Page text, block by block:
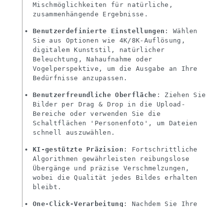
Mischmöglichkeiten für natürliche,
zusammenhängende Ergebnisse.
Benutzerdefinierte Einstellungen : Wählen
Sie aus Optionen wie 4K/8K-Auflösung,
digitalem Kunststil, natürlicher
Beleuchtung, Nahaufnahme oder
Vogelperspektive, um die Ausgabe an Ihre
Bedürfnisse anzupassen.
Benutzerfreundliche Oberfläche : Ziehen Sie
Bilder per Drag & Drop in die Upload-
Bereiche oder verwenden Sie die
Schaltflächen 'Personenfoto', um Dateien
schnell auszuwählen.
KI-gestützte Präzision : Fortschrittliche
Algorithmen gewährleisten reibungslose
Übergänge und präzise Verschmelzungen,
wobei die Qualität jedes Bildes erhalten
bleibt.
One-Click-Verarbeitung : Nachdem Sie Ihre